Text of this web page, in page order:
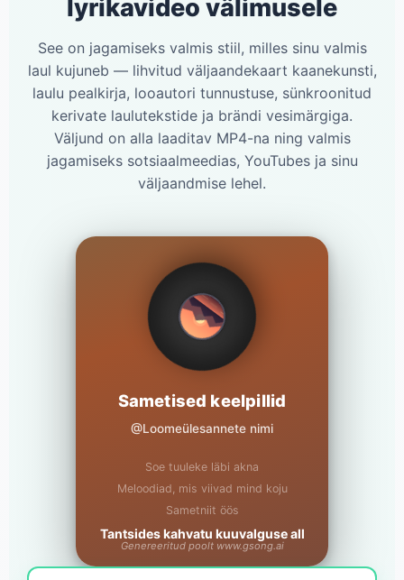
lyrikavideo välimusele
See on jagamiseks valmis stiil, milles sinu valmis
laul kujuneb — lihvitud väljaandekaart kaanekunsti,
laulu pealkirja, looautori tunnustuse, sünkroonitud
kerivate laulutekstide ja brändi vesimärgiga.
Väljund on alla laaditav MP4-na ning valmis
jagamiseks sotsiaalmeedias, YouTubes ja sinu
väljaandmise lehel.
Sametised keelpillid
@Loomeülesannete nimi
Soe tuuleke läbi akna
Meloodiad, mis viivad mind koju
Sametniit öös
Tantsides kahvatu kuuvalguse all
Genereeritud poolt www.gsong.ai